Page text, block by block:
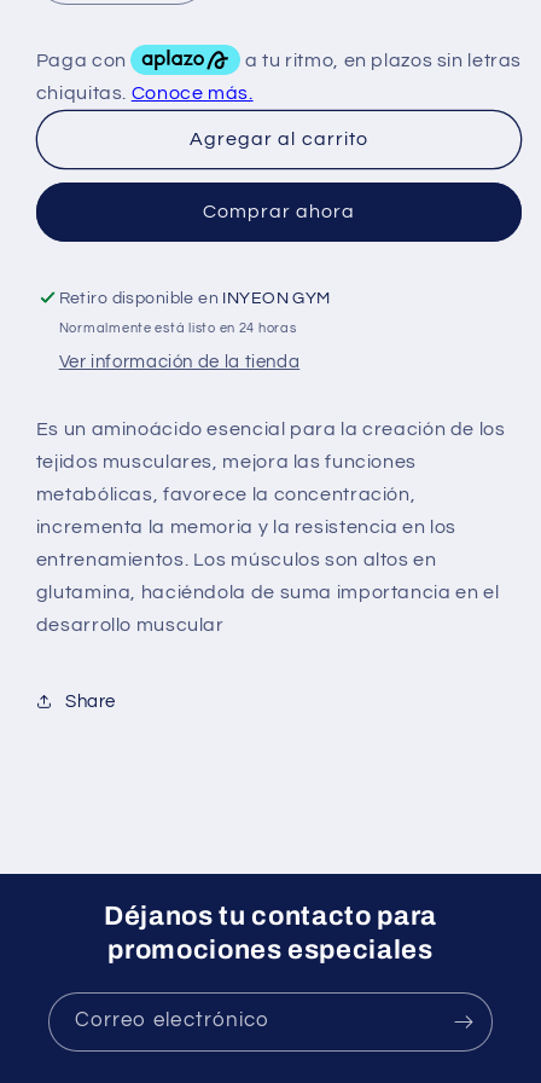
cantidad
Bhp
Glutamina
1Kg
cantidad
para
Bhp
Glutamina
1Kg
Agregar al carrito
Comprar ahora
Retiro disponible en INYEON GYM
Normalmente está listo en 24 horas
Ver información de la tienda
Es un aminoácido esencial para la creación de los
tejidos musculares, mejora las funciones
metabólicas, favorece la concentración,
incrementa la memoria y la resistencia en los
entrenamientos. Los músculos son altos en
glutamina, haciéndola de suma importancia en el
desarrollo muscular
Share
Déjanos tu contacto para
promociones especiales
Correo electrónico